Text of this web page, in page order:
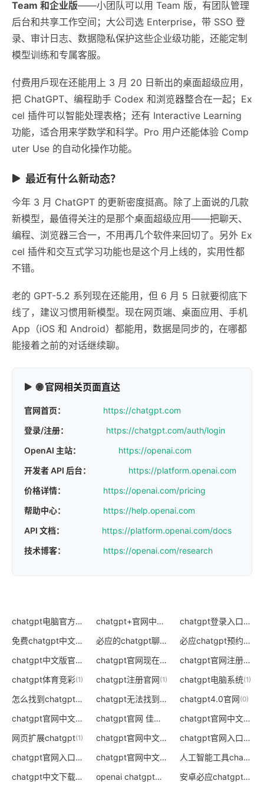
Team 和企业版——小团队可以用 Team 版，有团队管理
后台和共享工作空间；大公司选 Enterprise，带 SSO 登
录、审计日志、数据隐私保护这些企业级功能，还能定制
模型训练和专属客服。
付费用戶现在还能用上 3 月 20 日新出的桌面超级应用，
把 ChatGPT、编程助手 Codex 和浏览器整合在一起；Ex
cel 插件可以智能处理表格；还有 Interactive Learning
功能，适合用来学数学和科学。Pro 用户还能体验 Comp
uter Use 的自动化操作功能。
最近有什么新动态？
今年 3 月 ChatGPT 的更新密度挺高。除了上面说的几款
新模型，最值得关注的是那个桌面超级应用——把聊天、
编程、浏览器三合一，不用再几个软件来回切了。另外 Ex
cel 插件和交互式学习功能也是这个月上线的，实用性都
不错。
老的 GPT-5.2 系列现在还能用，但 6 月 5 日就要彻底下
线了，建议习惯用新模型。现在网页端、桌面应用、手机
App（iOS 和 Android）都能用，数据是同步的，在哪都
能接着之前的对话继续聊。
🌐 官网相关页面直达
官网首页：
https://chatgpt.com
登录/注册：
https://chatgpt.com/auth/login
OpenAI 主站：
https://openai.com
开发者 API 后台：
https://platform.openai.com
价格详情：
https://openai.com/pricing
帮助中心：
https://help.openai.com
API 文档：
https://platform.openai.com/docs
技术博客：
https://openai.com/research
chatgpt电脑官方下载地址 (0) chatgpt+官网中文版 (0) chatgpt登录入口
(0)
免费chatgpt中文版官网 (0) 必应的chatgpt聊天入口在哪 (0) 必应chatgpt预约入口
chatgpt中文版官网 chatgpt官网现在能登陆吗 (0) chatgpt官网注册使用
chatgpt体育竞彩(1) chatgpt注册官网(1) chatgpt电脑系统(1)
怎么找到chatgpt入口 (0) chatgpt无法找到入口 (0)
chatgpt4.0官网(0)
chatgpt官网中文电脑版 (0) chatgpt官网 佳心软件 (0)
chatgpt官网中文版app
网页扩展chatgpt(1) chatgpt官网中文版免费 (0) chatgpt官网入口中文
chatgpt官网入口更新了吗 (0) chatgpt官网中文版收费吗 (0)
人工智能工具chatgpt官网
chatgpt中文下载官网
(0) openai chatgpt官网 安卓必应chatgpt申请入口